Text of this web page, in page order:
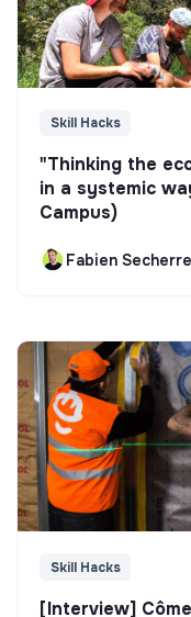
Skill Hacks
"Thinking the
in a systemic
Campus)
Fabien Secherre
Skill Hacks
[Interview]